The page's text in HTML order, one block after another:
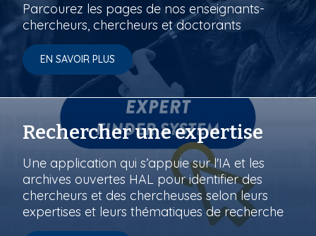
Parcourez les pages de nos enseignants-
chercheurs, chercheurs et doctorants
EN SAVOIR PLUS
Rechercher une expertise
Une application qui s’appuie sur l'IA et les
archives ouvertes HAL pour identifier des
chercheurs et des chercheuses selon leurs
expertises et leurs thématiques de recherche